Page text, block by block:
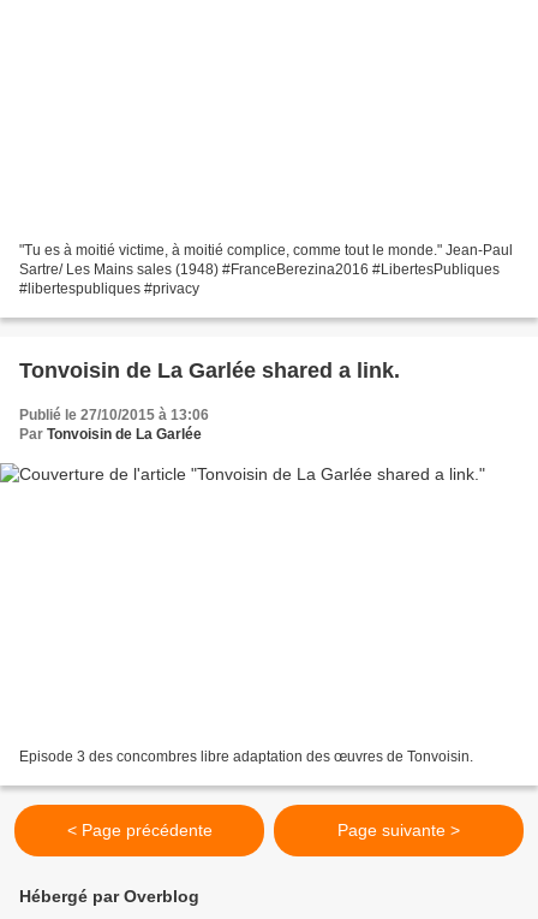
"Tu es à moitié victime, à moitié complice, comme tout le monde." Jean-Paul
Sartre/ Les Mains sales (1948) #FranceBerezina2016 #LibertesPubliques
#libertespubliques #privacy
Tonvoisin de La Garlée shared a link.
Publié le 27/10/2015 à 13:06
Par Tonvoisin de La Garlée
Episode 3 des concombres libre adaptation des œuvres de Tonvoisin.
< Page précédente Page suivante >
Hébergé par Overblog